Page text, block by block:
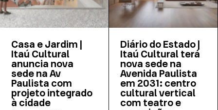
da Fiesp e próximo
à estação Trianon-
Masp do metrô. A
prevista para 2031.
Casa e Jardim |
Itaú Cultural
anuncia nova
sede na Av
Paulista com
projeto integrado
à cidade
Diário do Estado |
Itaú Cultural terá
nova sede na
Avenida Paulista
em 2031: centro
cultural vertical
com teatro e